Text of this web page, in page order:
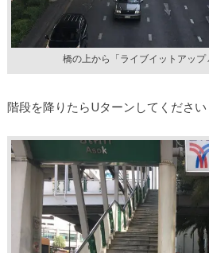
橋の上から「ライブイットアップ
階段を降りたらUターンしてください